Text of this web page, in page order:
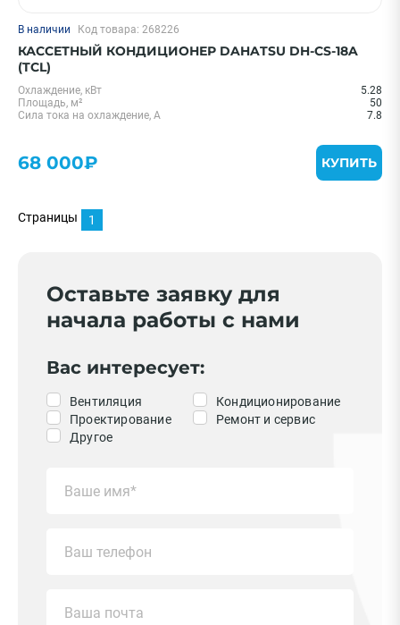
В наличии Код товара: 268226
КАССЕТНЫЙ КОНДИЦИОНЕР DAHATSU DH-CS-18A
(TCL)
Охлаждение, кВт
5.28
Площадь, м²
50
Сила тока на охлаждение, А
7.8
68 000₽ КУПИТЬ
Страницы 1
Оставьте заявку для
начала работы с нами
Вас интересует:
Вентиляция
Кондиционирование
Проектирование
Ремонт и сервис
Другое